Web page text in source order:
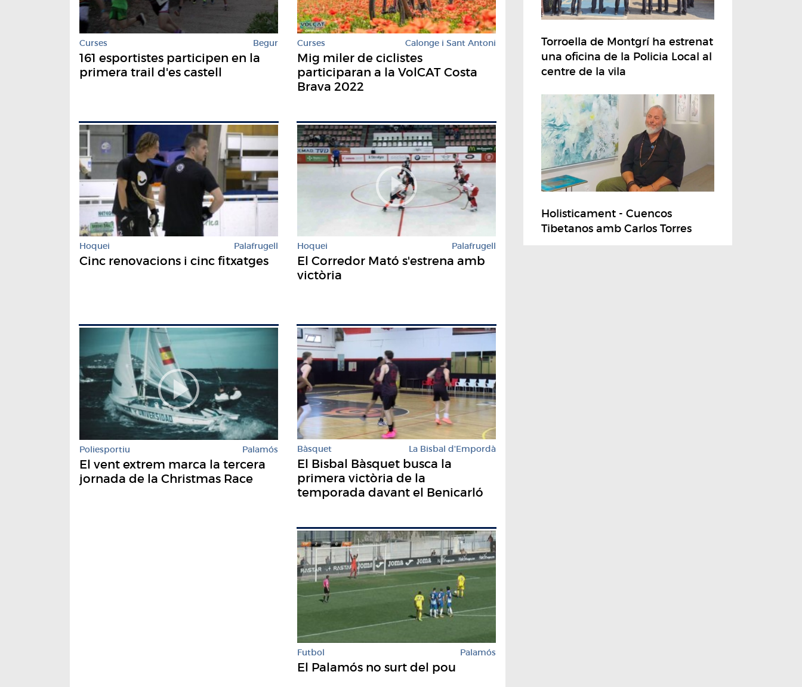
Curses Begur
161 esportistes participen en la
primera trail d'es castell
Curses Calonge i Sant Antoni
Mig miler de ciclistes
participaran a la VolCAT Costa
Brava 2022
Hoquei Palafrugell
Cinc renovacions i cinc fitxatges
Hoquei Palafrugell
El Corredor Mató s'estrena amb
victòria
Poliesportiu Palamós
El vent extrem marca la tercera
jornada de la Christmas Race
Bàsquet La Bisbal d'Empordà
El Bisbal Bàsquet busca la
primera victòria de la
temporada davant el Benicarló
Futbol Palamós
El Palamós no surt del pou
Torroella de Montgrí ha estrenat
una oficina de la Policia Local al
centre de la vila
Holisticament - Cuencos
Tibetanos amb Carlos Torres